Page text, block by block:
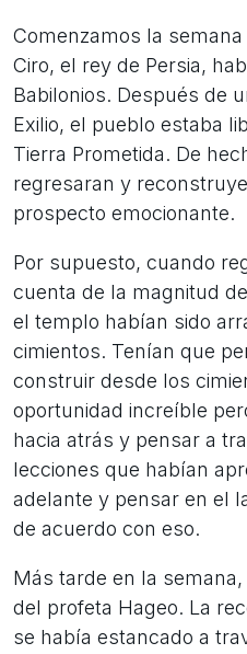
Comenzamos la
Ciro, el rey de Persia,
Babilonios. Después de
Exilio, el pueblo estaba
Tierra Prometida. De
regresaran y
prospecto emocionante.
Por supuesto, cuando
cuenta de la magnitud
el templo habían sido
cimientos. Tenían que
construir desde los
oportunidad increíble
hacia atrás y pensar a
lecciones que habían
adelante y pensar en el
de acuerdo con eso.
Más tarde en la
del profeta Hageo. La
se había estancado a